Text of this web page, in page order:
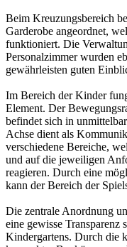
Beim Kreuzungsbereich
Garderobe angeordnet,
funktioniert. Die
Personalzimmer wurden
gewährleisten guten
Im Bereich der Kinder
Element. Der
befindet sich in
Achse dient als
verschiedene Bereiche,
und auf die jeweiligen
reagieren. Durch eine
kann der Bereich der
Die zentrale Anordnung
eine gewisse Transparenz
Kindergartens. Durch die